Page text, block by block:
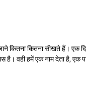
कितना कितना सीखते हैं। एक
वही हमें एक नाम देता है, एक